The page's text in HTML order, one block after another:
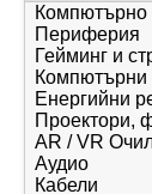
Компютърно
Периферия
Гейминг и
Компютърни
Енергийни
Проектори,
AR / VR
Аудио
Кабели